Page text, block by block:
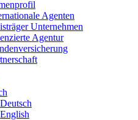
Agenten
Unternehmen
Agentur
Deutsch
English